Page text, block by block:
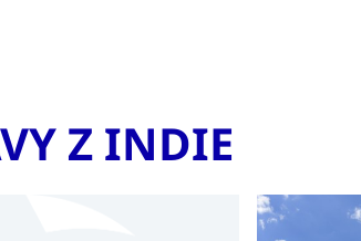
protřídit, vybrat ty nejzajímavější a
postavením v rámci firemní
Z INDIE